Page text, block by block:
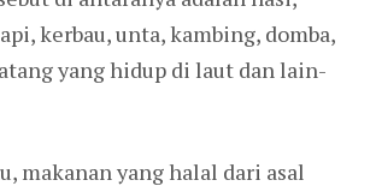
kerbau, unta, kambing, domba,
yang hidup di laut dan lain-
makanan yang halal dari asal